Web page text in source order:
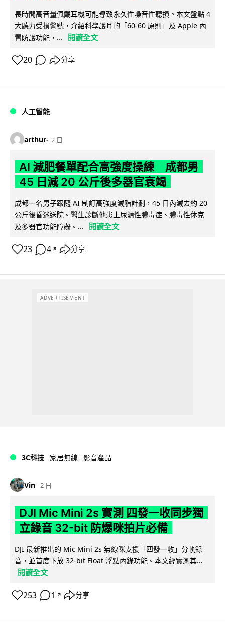
長時間高音量佩戴耳機可能導致永久性噪音性聽損。本文盤點 4
大聽力受損警號，介紹科學護耳的「60-60 原則」及 Apple 內
置防護功能，...
閱讀全文
20 分享
人工智能
arthur 2 日
AI 減肥餐單配合高強度操練 成都男
45 日減 20 公斤後多器官衰竭
成都一名男子跟隨 AI 制訂高強度減脂計劃，45 日內減去約 20
公斤後昏迷送院。醫生診斷他患上尿源性膿毒症、膿毒性休克
及多器官功能障礙。...
閱讀全文
23 4 ↗ 分享
ADVERTISEMENT
3C科技 家居無線 影音產品
Vin 2 日
DJI Mic Mini 2s 實測 四發一收同步獨
立錄音 32-bit 防爆咪拍片必備
DJI 最新推出的 Mic Mini 2s 無線咪支援「四發一收」分軌錄
音，並首度下放 32-bit Float 浮點內錄功能。本文經實測其...
閱讀全文
253 1 ↗ 分享